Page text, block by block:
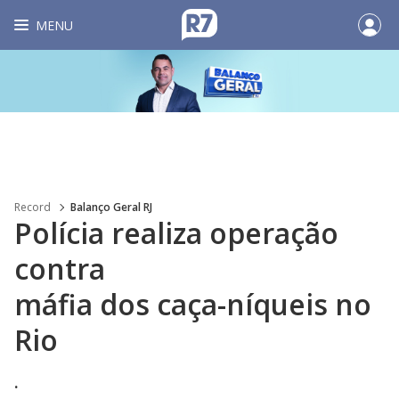
MENU
Record Balanço Geral RJ
Polícia realiza operação
contra
máfia dos caça-níqueis no
Rio
.